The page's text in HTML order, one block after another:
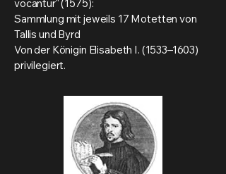
vocantur" (1575):
Sammlung mit jeweils 17 Motetten von
Tallis und Byrd
Von der Königin Elisabeth I. (1533–1603)
privilegiert.